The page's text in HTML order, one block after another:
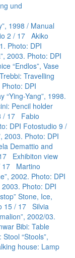
und
1998 / Manual
2 / 17 Akiko
Photo: DPI
2003. Photo: DPI
“Endlos”, Vase
Travelling
DPI
Yang”, 1998.
Pencil holder
/ 17 Fabio
DPI Fotostudio 9 /
2003. Photo: DPI
Demattio and
Exhibiton view
17 Martino
2002. Photo: DPI
Photo: DPI
Stone, Ice,
15 / 17 Silvia
2002/03.
Bibi: Table
“Stools”,
house: Lamp